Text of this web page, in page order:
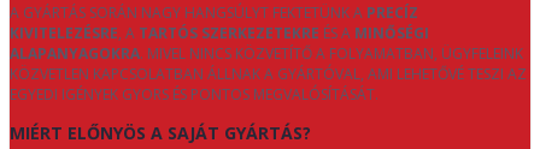
A GYÁRTÁS SORÁN NAGY HANGSÚLYT FEKTETÜNK A PRECÍZ
KIVITELEZÉSRE, A TARTÓS SZERKEZETEKRE ÉS A MINŐSÉGI
ALAPANYAGOKRA. MIVEL NINCS KÖZVETÍTŐ A FOLYAMATBAN, ÜGYFELEINK
KÖZVETLEN KAPCSOLATBAN ÁLLNAK A GYÁRTÓVAL, AMI LEHETŐVÉ TESZI AZ
EGYEDI IGÉNYEK GYORS ÉS PONTOS MEGVALÓSÍTÁSÁT.
MIÉRT ELŐNYÖS A SAJÁT GYÁRTÁS?